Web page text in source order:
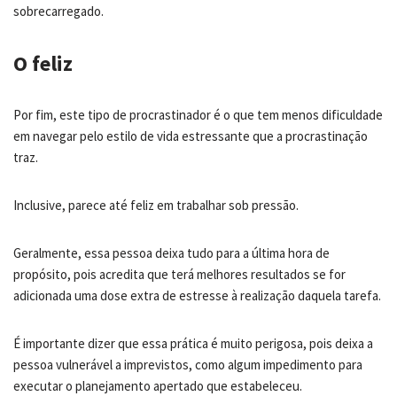
sobrecarregado.
O feliz
Por fim, este tipo de procrastinador é o que tem menos dificuldade
em navegar pelo estilo de vida estressante que a procrastinação
traz.
Inclusive, parece até feliz em trabalhar sob pressão.
Geralmente, essa pessoa deixa tudo para a última hora de
propósito, pois acredita que terá melhores resultados se for
adicionada uma dose extra de estresse à realização daquela tarefa.
É importante dizer que essa prática é muito perigosa, pois deixa a
pessoa vulnerável a imprevistos, como algum impedimento para
executar o planejamento apertado que estabeleceu.